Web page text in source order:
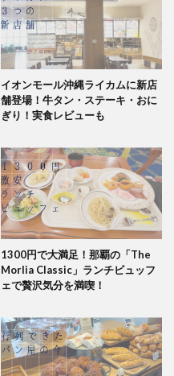
イオンモール沖縄ライカムに新店
舗登場！牛タン・ステーキ・おに
ぎり！実食レビューも
1300円で大満足！那覇の「The
Morlia Classic」ランチビュッフ
ェで贅沢気分を満喫！